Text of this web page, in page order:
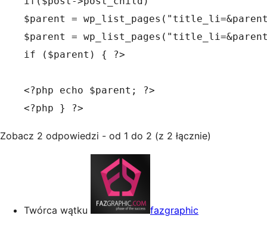
$parent =
$parent =
if ($parent) { ?>
<?php echo $parent; ?>
<?php } ?>
Zobacz 2 odpowiedzi - od 1 do 2 (z 2 łącznie)
Twórca wątku fazgraphic